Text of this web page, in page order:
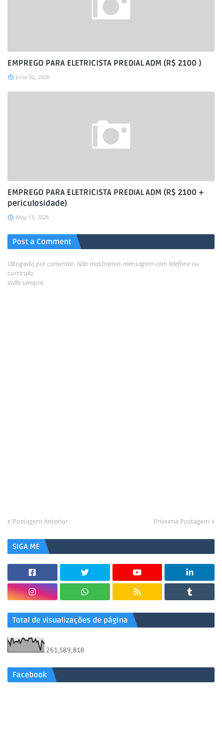
EMPREGO PARA ELETRICISTA PREDIAL ADM (R$ 2100 )
June 02, 2026
EMPREGO PARA ELETRICISTA PREDIAL ADM (R$ 2100 +
periculosidade)
May 13, 2026
Post a Comment
Obrigado por comentar. Não mostramos mensagem com telefone ou
currículo.
Volte sempre.
Postagem Anterior Próxima Postagem
SIGA ME
Total de visualizações de página
261,589,818
Facebook